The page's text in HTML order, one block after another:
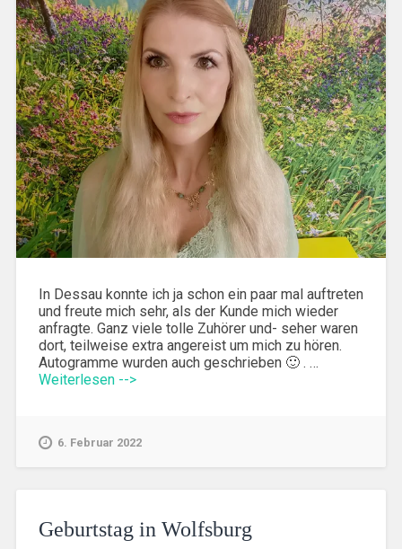
In Dessau konnte ich ja schon ein paar mal auftreten
und freute mich sehr, als der Kunde mich wieder
anfragte. Ganz viele tolle Zuhörer und- seher waren
dort, teilweise extra angereist um mich zu hören.
Autogramme wurden auch geschrieben 🙂 . …
Weiterlesen -->
6. Februar 2022
Geburtstag in Wolfsburg